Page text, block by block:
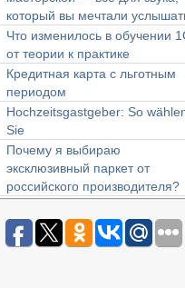
который вы мечтали
Что изменилось в обучении
от теории к практике
Кредитная карта с льготным
периодом
Hochzeitsgastgeber: So
Sie
Почему я выбираю
эксклюзивный паркет от
российского производителя?